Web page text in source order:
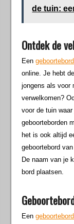
de tuin:
Ontdek de
Een
online. Je hebt
jongens als voor
verwelkomen?
voor de tuin
geboorteborden
het is ook altijd
geboortebord
De naam van je
bord plaatsen.
Een